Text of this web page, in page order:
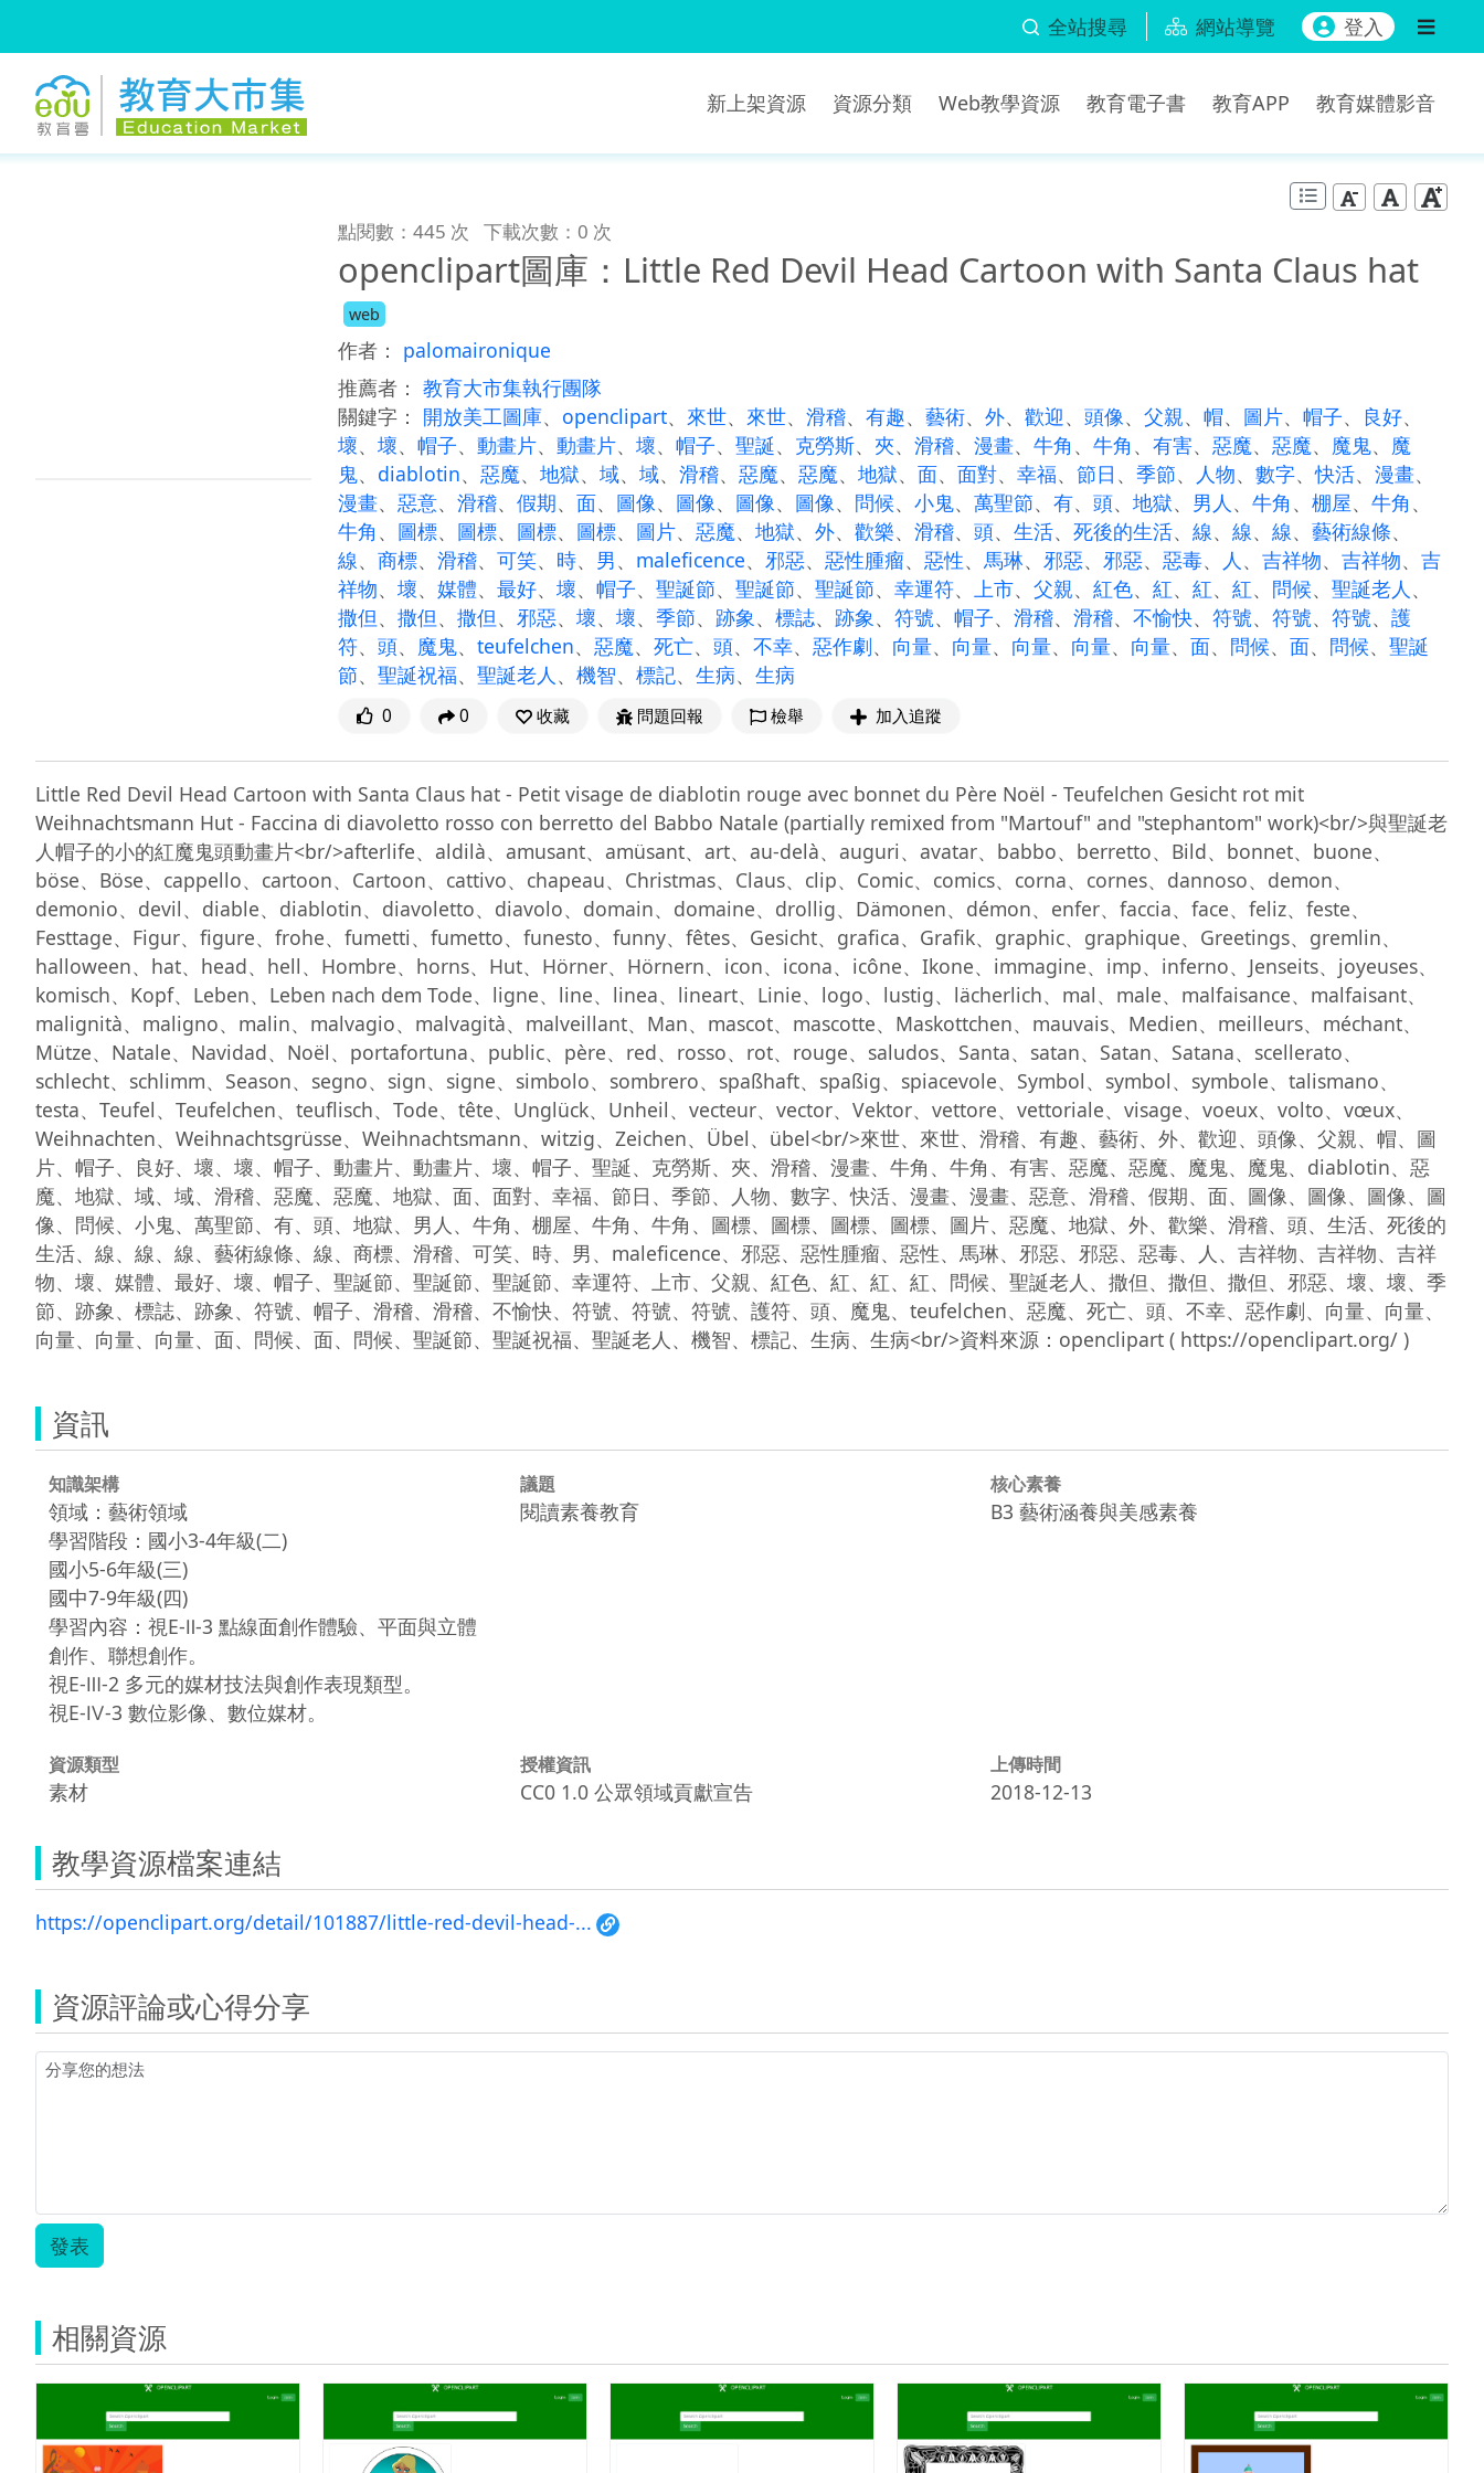
全站搜尋 網站導覽 登入
新上架資源 資源分類 Web教學資源 教育電子書 教育APP 教育媒體影音
點閱數：445 次 下載次數：0 次
openclipart圖庫：Little Red Devil Head Cartoon with Santa Claus hat
web
作者： palomaironique
推薦者： 教育大市集執行團隊
關鍵字： 開放美工圖庫、 openclipart、 來世、 來世、 滑稽、 有趣、 藝術、 外、 歡迎、 頭像、 父親、 帽、 圖片、 帽子、 良好、
壞、 壞、 帽子、 動畫片、 動畫片、 壞、 帽子、 聖誕、 克勞斯、 夾、 滑稽、 漫畫、 牛角 、 牛角 、 有害、 惡魔、 惡魔、 魔鬼、 魔
鬼、 diablotin、 惡魔、 地獄、 域、 域、 滑稽、 惡魔、 惡魔、 地獄、 面、 面對、 幸福、 節日 、 季節、 人物、 數字、快活、 漫畫、
漫畫、 惡意、 滑稽、 假期、 面、 圖像、 圖像、 圖像、 圖像、 問候、 小鬼、 萬聖節、 有、 頭、 地獄、 男人 、 牛角 、 棚屋、 牛角 、
牛角 、 圖標、 圖標、 圖標、 圖標、 圖片、 惡魔、 地獄、 外、 歡樂、 滑稽、 頭、 生活、 死後的生活、 線、 線、 線、 藝術線條、
線、 商標、 滑稽、 可笑、 時、 男、 maleficence、 邪惡、 惡性腫瘤、 惡性、 馬琳、 邪惡、 邪惡、 惡毒、 人 、 吉祥物、 吉祥物、 吉
祥物、 壞、 媒體、 最好、 壞、 帽子、 聖誕節、 聖誕節、 聖誕節、 幸運符、 上市、 父親、 紅色、 紅、 紅、 紅、 問候、 聖誕老人 、
撒但、 撒但、 撒但、 邪惡、 壞、 壞、 季節、 跡象 、 標誌、 跡象 、 符號、 帽子、 滑稽、 滑稽、 不愉快、 符號、 符號、 符號、 護
符、 頭、 魔鬼、 teufelchen、 惡魔、 死亡、 頭、 不幸、 惡作劇、 向量、 向量、 向量、 向量、 向量、 面、 問候、 面、 問候、 聖誕
節、 聖誕祝福、 聖誕老人 、 機智、 標記、 生病、 生病
0 0 收藏 問題回報 檢舉 加入追蹤
Little Red Devil Head Cartoon with Santa Claus hat - Petit visage de diablotin rouge avec bonnet du Père Noël - Teufelchen Gesicht rot mit
Weihnachtsmann Hut - Faccina di diavoletto rosso con berretto del Babbo Natale (partially remixed from "Martouf" and "stephantom" work)<br/>與聖誕老
人帽子的小的紅魔鬼頭動畫片<br/>afterlife、aldilà、amusant、amüsant、art、au-delà、auguri、avatar、babbo、berretto、Bild、bonnet、buone、
böse、Böse、cappello、cartoon、Cartoon、cattivo、chapeau、Christmas、Claus、clip、Comic、comics、corna、cornes、dannoso、demon、
demonio、devil、diable、diablotin、diavoletto、diavolo、domain、domaine、drollig、Dämonen、démon、enfer、faccia、face、feliz、feste、
Festtage、Figur、figure、frohe、fumetti、fumetto、funesto、funny、fêtes、Gesicht、grafica、Grafik、graphic、graphique、Greetings、gremlin、
halloween、hat、head、hell、Hombre、horns、Hut、Hörner、Hörnern、icon、icona、icône、Ikone、immagine、imp、inferno、Jenseits、joyeuses、
komisch、Kopf、Leben、Leben nach dem Tode、ligne、line、linea、lineart、Linie、logo、lustig、lächerlich、mal、male、malfaisance、malfaisant、
malignità、maligno、malin、malvagio、malvagità、malveillant、Man、mascot、mascotte、Maskottchen、mauvais、Medien、meilleurs、méchant、
Mütze、Natale、Navidad、Noël、portafortuna、public、père、red、rosso、rot、rouge、saludos、Santa、satan、Satan、Satana、scellerato、
schlecht、schlimm、Season、segno、sign、signe、simbolo、sombrero、spaßhaft、spaßig、spiacevole、Symbol、symbol、symbole、talismano、
testa、Teufel、Teufelchen、teuflisch、Tode、tête、Unglück、Unheil、vecteur、vector、Vektor、vettore、vettoriale、visage、voeux、volto、vœux、
Weihnachten、Weihnachtsgrüsse、Weihnachtsmann、witzig、Zeichen、Übel、übel<br/>來世、來世、滑稽、有趣、藝術、外、歡迎、頭像、父親、帽、圖
片、帽子、良好、壞、壞、帽子、動畫片、動畫片、壞、帽子、聖誕、克勞斯、夾、滑稽、漫畫、牛角、牛角、有害、惡魔、惡魔、魔鬼、魔鬼、diablotin、惡
魔、地獄、域、域、滑稽、惡魔、惡魔、地獄、面、面對、幸福、節日、季節、人物、數字、快活、漫畫、漫畫、惡意、滑稽、假期、面、圖像、圖像、圖像、圖
像、問候、小鬼、萬聖節、有、頭、地獄、男人、牛角、棚屋、牛角、牛角、圖標、圖標、圖標、圖標、圖片、惡魔、地獄、外、歡樂、滑稽、頭、生活、死後的
生活、線、線、線、藝術線條、線、商標、滑稽、可笑、時、男、maleficence、邪惡、惡性腫瘤、惡性、馬琳、邪惡、邪惡、惡毒、人、吉祥物、吉祥物、吉祥
物、壞、媒體、最好、壞、帽子、聖誕節、聖誕節、聖誕節、幸運符、上市、父親、紅色、紅、紅、紅、問候、聖誕老人、撒但、撒但、撒但、邪惡、壞、壞、季
節、跡象、標誌、跡象、符號、帽子、滑稽、滑稽、不愉快、符號、符號、符號、護符、頭、魔鬼、teufelchen、惡魔、死亡、頭、不幸、惡作劇、向量、向量、
資訊
知識架構
領域：藝術領域
學習階段：國小3-4年級(二)
國小5-6年級(三)
國中7-9年級(四)
學習內容：視E-Ⅱ-3 點線面創作體驗、平面與立體
創作、聯想創作。
視E-Ⅲ-2 多元的媒材技法與創作表現類型。
視E-Ⅳ-3 數位影像、數位媒材。
議題
閱讀素養教育
核心素養
B3 藝術涵養與美感素養
資源類型
素材
授權資訊
CC0 1.0 公眾領域貢獻宣告
上傳時間
2018-12-13
教學資源檔案連結
https://openclipart.org/detail/101887/little-red-devil-head-...
資源評論或心得分享
發表
相關資源